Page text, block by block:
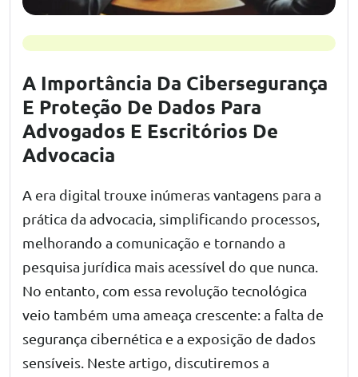
A Importância Da Cibersegurança
E Proteção De Dados Para
Advogados E Escritórios De
Advocacia
A era digital trouxe inúmeras vantagens para a
prática da advocacia, simplificando processos,
melhorando a comunicação e tornando a
pesquisa jurídica mais acessível do que nunca.
No entanto, com essa revolução tecnológica
veio também uma ameaça crescente: a falta de
segurança cibernética e a exposição de dados
sensíveis. Neste artigo, discutiremos a